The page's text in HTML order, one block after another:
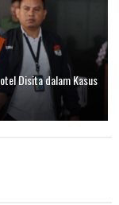
Disita dalam Kasus